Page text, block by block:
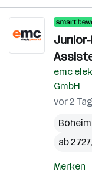
emc
GmbH
vor 2
ab
Merken